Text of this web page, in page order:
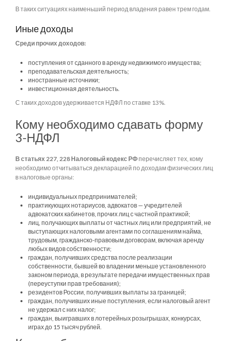
В таких ситуациях наименьший период владения равен трем годам.
Иные доходы
Среди прочих доходов:
поступления от сданного в аренду недвижимого имущества;
преподавательская деятельность;
иностранные источники;
инвестиционная деятельность.
С таких доходов удерживается НДФЛ по ставке 13%.
Кому необходимо сдавать форму
3-НДФЛ
В статьях 227, 228 Налоговый кодекс РФ перечисляет тех, кому
необходимо отчитываться декларацией по доходам физических лиц
в налоговые органы:
индивидуальных предпринимателей;
практикующих нотариусов, адвокатов — учредителей
адвокатских кабинетов, прочих лиц с частной практикой;
лиц, получающих выплаты от частных лиц или предприятий, не
выступающих налоговыми агентами по соглашениям найма,
трудовым, гражданско-правовым договорам, включая аренду
любых видов собственности;
граждан, получивших средства после реализации
собственности, бывшей во владении меньше установленного
законом периода, в результате передачи имущественных прав
(переуступки прав требования);
резидентов России, получивших выплаты за границей;
граждан, получивших иные поступления, если налоговый агент
не удержал с них налог;
граждан, выигравших в лотерейных розыгрышах, конкурсах,
играх до 15 тысяч рублей.